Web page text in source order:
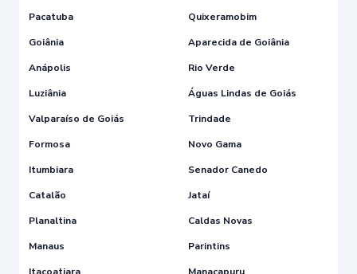
Pacatuba
Quixeramobim
Goiânia
Aparecida de Goiânia
Anápolis
Rio Verde
Luziânia
Águas Lindas de Goiás
Valparaíso de Goiás
Trindade
Formosa
Novo Gama
Itumbiara
Senador Canedo
Catalão
Jataí
Planaltina
Caldas Novas
Manaus
Parintins